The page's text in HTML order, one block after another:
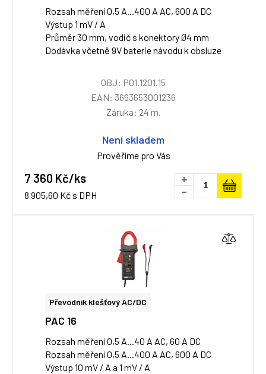
Rozsah měření 0,5 A...400 A AC, 600 A DC
Výstup 1 mV / A
Průměr 30 mm, vodič s konektory Ø4 mm
Dodávka včetně 9V baterie návodu k obsluze
OBJ: P01.1201.15
EAN: 3663653001236
Záruka: 24 m.
Není skladem
Prověříme pro Vás
7 360 Kč/ks
8 905,60 Kč s DPH
+
-
Převodník klešťový AC/DC
PAC 16
Rozsah měření 0,5 A...40 A AC, 60 A DC
Rozsah měření 0,5 A...400 A AC, 600 A DC
Výstup 10 mV / A a 1 mV / A